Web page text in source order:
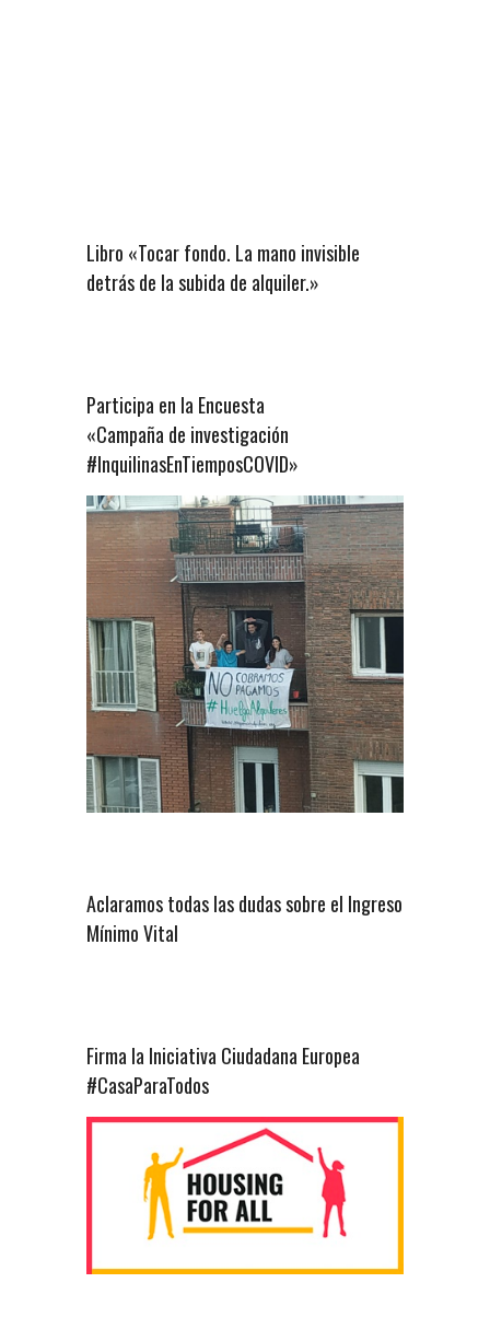
Libro «Tocar fondo. La mano invisible
detrás de la subida de alquiler.»
Participa en la Encuesta
«Campaña de investigación
#InquilinasEnTiemposCOVID»
Aclaramos todas las dudas sobre el Ingreso
Mínimo Vital
Firma la Iniciativa Ciudadana Europea
#CasaParaTodos